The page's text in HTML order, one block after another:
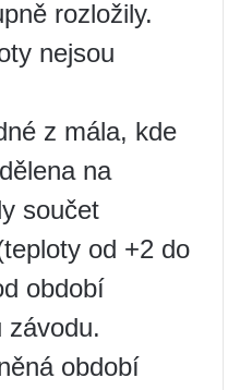
rozložily.
nejsou
z mála, kde
na
součet
od +2 do
období
závodu.
období